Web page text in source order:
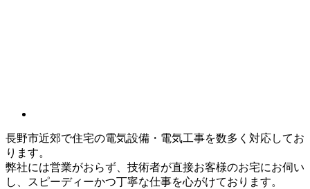
長野市近郊で住宅の電気設備・電気工事を数多く対応してお
ります。
弊社には営業がおらず、技術者が直接お客様のお宅にお伺い
し、スピーディーかつ丁寧な仕事を心がけております。